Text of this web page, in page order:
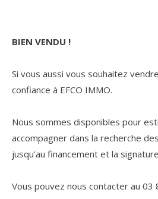
BIEN VENDU !
Si vous aussi vous souhaitez
confiance à EFCO IMMO.
Nous sommes disponibles pour
accompagner dans la recherche
jusqu'au financement et la
Vous pouvez nous contacter au 03